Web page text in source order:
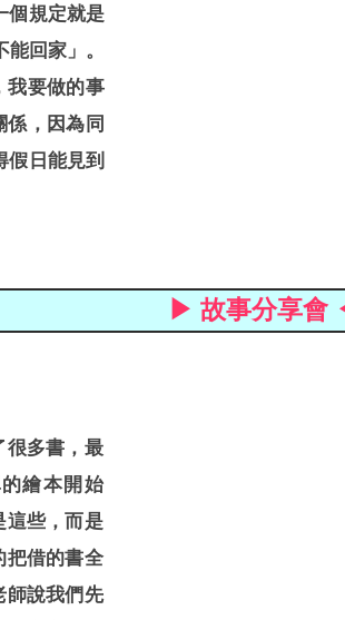
個規定就是
回家」 。
我要做的事
， 因為同
假日能見到
▶ 故事分享會
很多書，最
繪本開始
這些，而是
把借的書全
師說我們先